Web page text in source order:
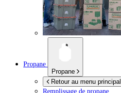
Propane
Propane
Retour au menu principal
Remplissage de propane